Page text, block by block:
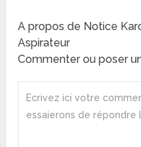
A propos de Notice
Aspirateur
Commenter ou poser